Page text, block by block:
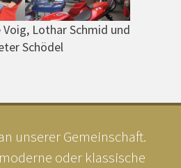
Lothar Schmid und
Schödel
unserer Gemeinschaft.
oder klassische